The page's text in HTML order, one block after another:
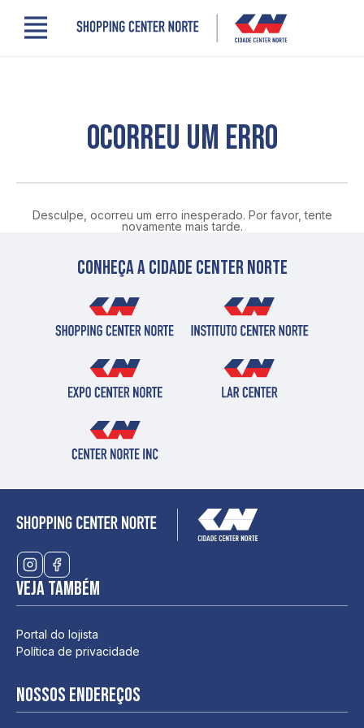
Menu
Comodidades
Clube de Benefícios
Novidades
Quem somos
Localização
OCORREU UM ERRO
Desculpe, ocorreu um erro inesperado. Por favor, tente
novamente mais tarde.
Conheça a cidade center norte
Veja também
Portal do lojista
Política de privacidade
Nossos endereços